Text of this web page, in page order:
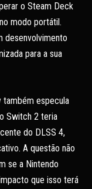
o Steam Deck
modo portátil.
desenvolvimento
para a sua
também especula
Switch 2 teria
do DLSS 4,
A questão não
se a Nintendo
que isso terá